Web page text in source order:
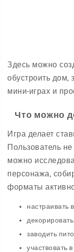
Здесь можно
обустроить дом,
мини-играх и
Что можно
Игра делает
Пользователь
можно
персонажа,
форматы
настраивать
заводить
участвовать